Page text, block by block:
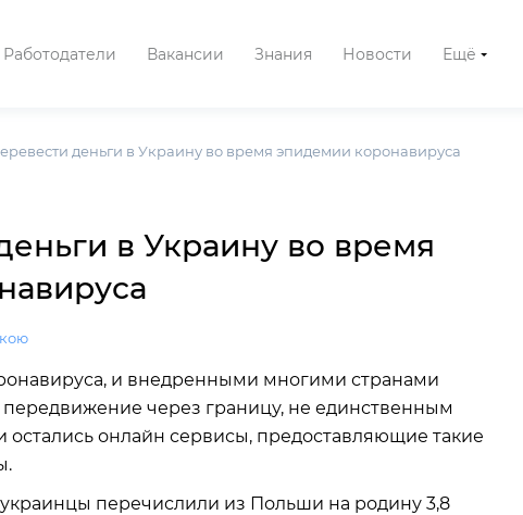
Работодатели Вакансии Знания Новости Ещё
деньги в Украину во время эпидемии коронавируса
в Украину во время
и внедренными многими странами
через границу, не единственным
остались онлайн сервисы, предоставляющие такие
перечислили из Польши на родину 3,8